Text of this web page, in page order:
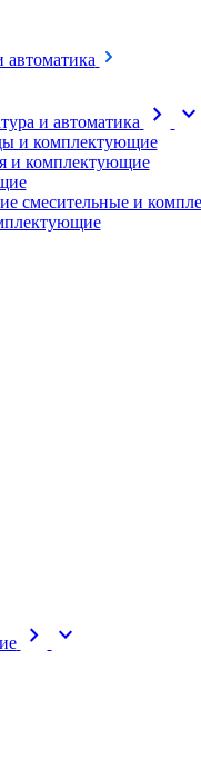
автоматика
и автоматика
chevron_right expand_more
и комплектующие
и комплектующие
смесительные и
chevron_right expand_more